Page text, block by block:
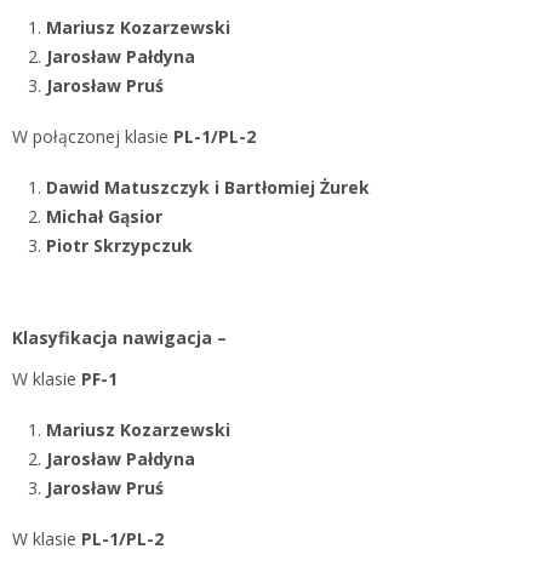
Mariusz Kozarzewski
Jarosław Pałdyna
Jarosław Pruś
W połączonej klasie PL-1/PL-2
Dawid Matuszczyk i Bartłomiej Żurek
Michał Gąsior
Piotr Skrzypczuk
Klasyfikacja nawigacja –
W klasie PF-1
Mariusz Kozarzewski
Jarosław Pałdyna
Jarosław Pruś
W klasie PL-1/PL-2